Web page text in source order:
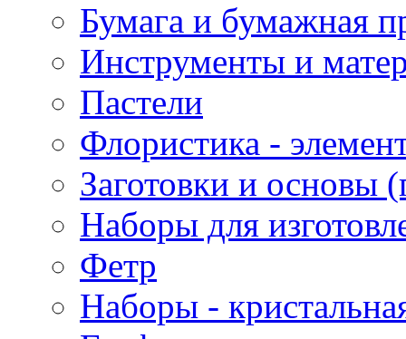
Бумага и бумажная
Инструменты и
Пастели
Флористика -
Заготовки и основы
Наборы для
Фетр
Наборы -